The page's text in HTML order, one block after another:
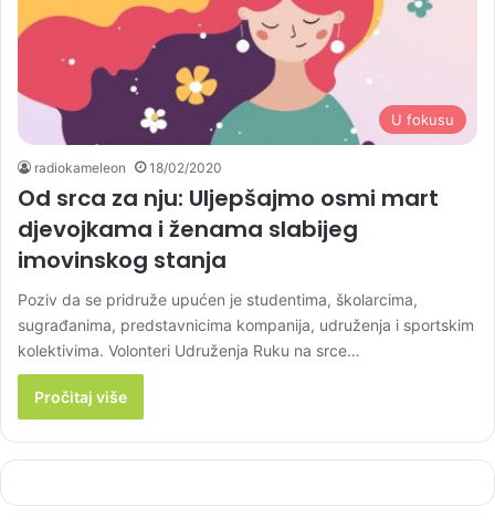
U fokusu
radiokameleon 18/02/2020
Od srca za nju: Uljepšajmo osmi mart
djevojkama i ženama slabijeg
imovinskog stanja
Poziv da se pridruže upućen je studentima, školarcima,
sugrađanima, predstavnicima kompanija, udruženja i sportskim
kolektivima. Volonteri Udruženja Ruku na srce…
Pročitaj više